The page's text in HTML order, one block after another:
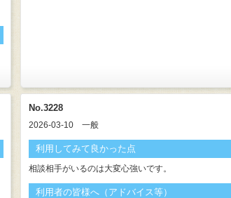
No.3228
2026-03-10 一般
利用してみて良かった点
相談相手がいるのは大変心強いです。
利用者の皆様へ（アドバイス等）